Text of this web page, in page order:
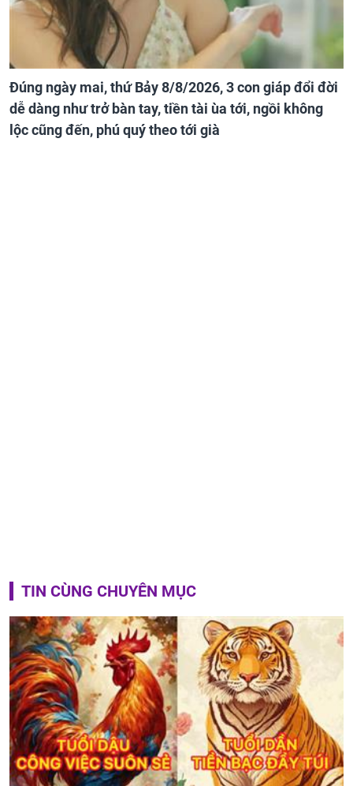
Đúng ngày mai, thứ Bảy 8/8/2026, 3 con giáp đổi đời
dễ dàng như trở bàn tay, tiền tài ùa tới, ngồi không
lộc cũng đến, phú quý theo tới già
TIN CÙNG CHUYÊN MỤC